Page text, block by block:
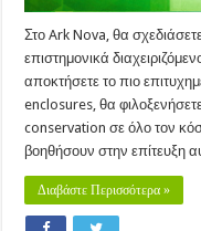
Στο Ark Nova, θα
επιστημονικά
αποκτήσετε το πιο
enclosures, θα
conservation σε όλο τον
βοηθήσουν στην επίτευξη
Διαβάστε Περισσότερα »